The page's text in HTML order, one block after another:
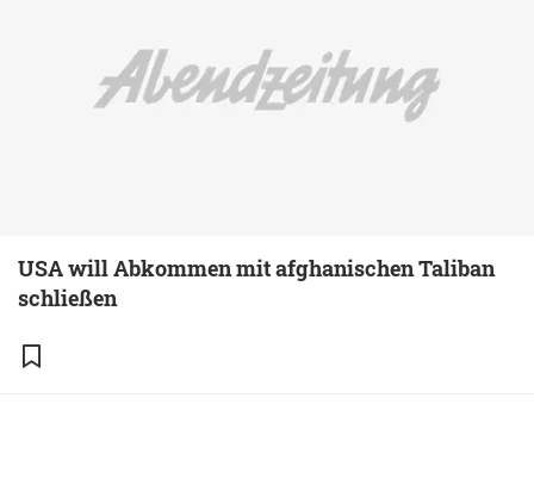
USA will Abkommen mit afghanischen Taliban
schließen